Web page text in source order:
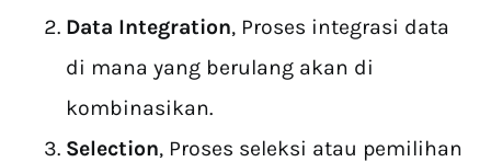
Data Integration, Proses integrasi data
di mana yang berulang akan di
kombinasikan.
Selection, Proses seleksi atau pemilihan